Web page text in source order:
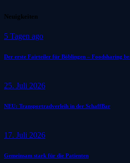
Neuigkeiten
5 Tagen ago
Der erste Fairteiler für Böblingen – Foodsharing
25. Juli 2026
NEU: Transportradverleih in der SchaffBar
17. Juli 2026
Gemeinsam stark für die Patienten